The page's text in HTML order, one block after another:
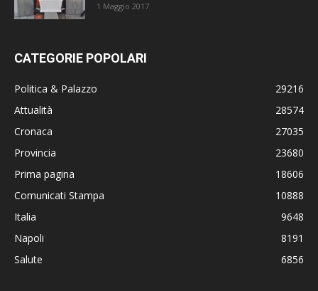
1 Maggio 2017
CATEGORIE POPOLARI
Politica & Palazzo
29216
Attualità
28574
Cronaca
27035
Provincia
23680
Prima pagina
18606
Comunicati Stampa
10888
Italia
9648
Napoli
8191
Salute
6856